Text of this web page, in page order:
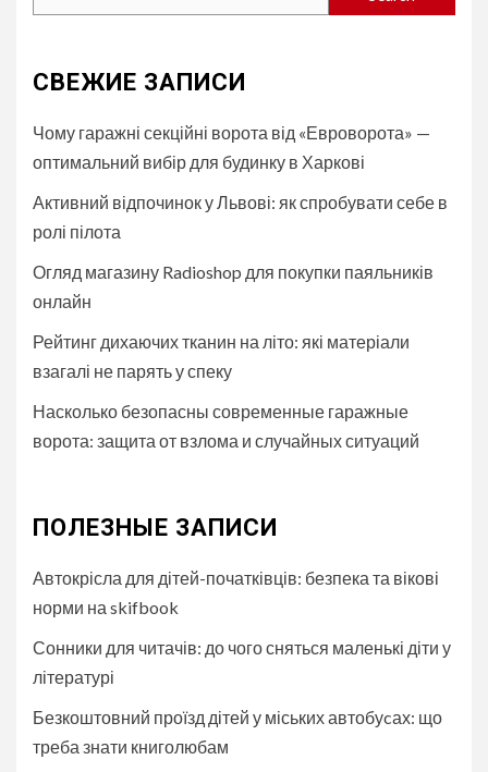
СВЕЖИЕ ЗАПИСИ
Чому гаражні секційні ворота від «Евроворота» —
оптимальний вибір для будинку в Харкові
Активний відпочинок у Львові: як спробувати себе в
ролі пілота
Огляд магазину Radioshop для покупки паяльників
онлайн
Рейтинг дихаючих тканин на літо: які матеріали
взагалі не парять у спеку
Насколько безопасны современные гаражные
ворота: защита от взлома и случайных ситуаций
ПОЛЕЗНЫЕ ЗАПИСИ
Автокрісла для дітей-початківців: безпека та вікові
норми на skifbook
Сонники для читачів: до чого сняться маленькі діти у
літературі
Безкоштовний проїзд дітей у міських автобуcах: що
треба знати книголюбам